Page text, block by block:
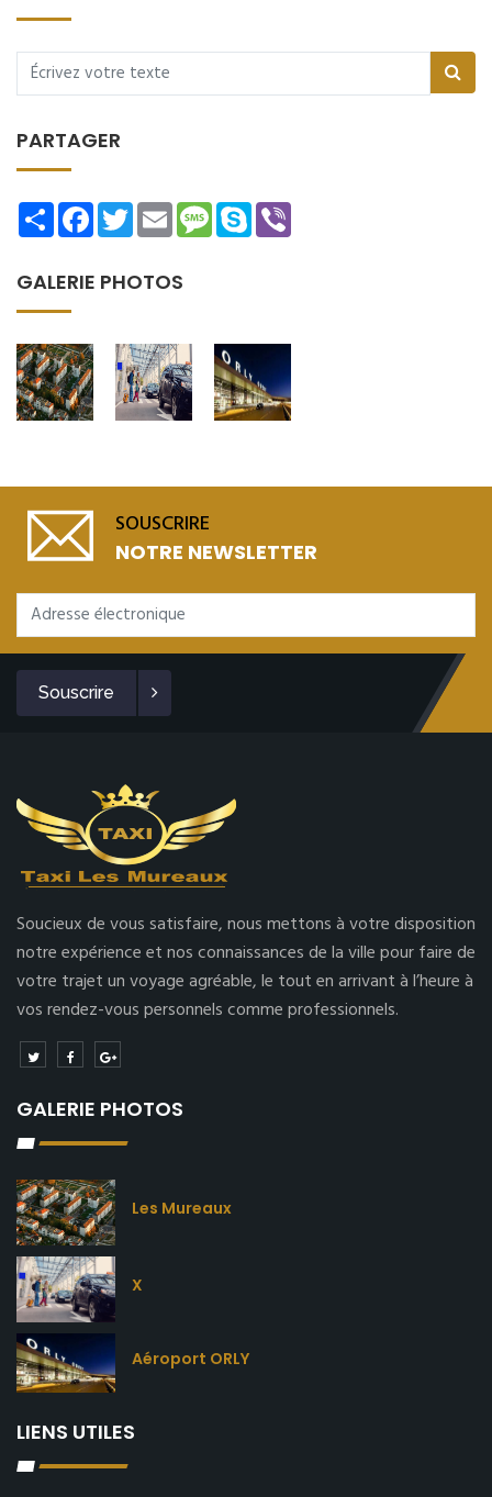
PARTAGER
ShareFacebookTwitterEmailMessage
Skype
GALERIE PHOTOS
SOUSCRIRE
NOTRE NEWSLETTER
Souscrire
Soucieux de vous satisfaire, nous mettons à votre disposition
notre expérience et nos connaissances de la ville pour faire de
votre trajet un voyage agréable, le tout en arrivant à l’heure à
vos rendez-vous personnels comme professionnels.
GALERIE PHOTOS
Les Mureaux
X
Aéroport ORLY
LIENS UTILES